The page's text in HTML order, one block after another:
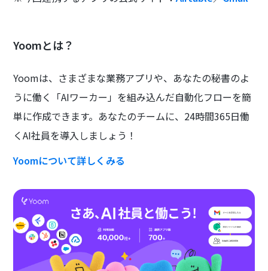
Yoomとは？
Yoomは、さまざまな業務アプリや、あなたの秘書のよ
うに働く「AIワーカー」を組み込んだ自動化フローを簡
単に作成できます。あなたのチームに、24時間365日働
くAI社員を導入しましょう！
Yoomについて詳しくみる